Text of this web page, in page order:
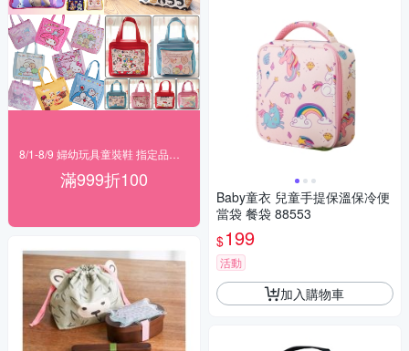
滿999折100
Baby童衣 兒童手提保溫保冷便
當袋 餐袋 88553
$199
活動
加入購物車